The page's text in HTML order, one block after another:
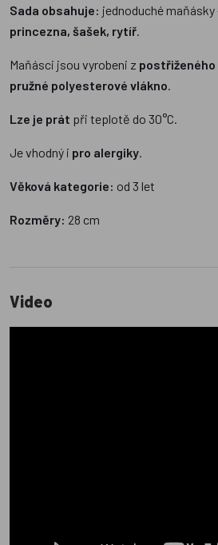
Sada obsahuje: jednoduché maňásky
princezna, šašek, rytíř.
Maňásci jsou vyrobeni z
pružné polyesterové vlákno.
Lze je prát při teplotě do 30°C.
Je vhodný i pro alergiky.
Věková kategorie: od 3 let
Rozměry: 28 cm
Video